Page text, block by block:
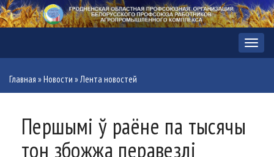
Меню
Главная »Новости »Лента новостей
Першымі ў раёне па тысячы
тон збожжа перавезлі